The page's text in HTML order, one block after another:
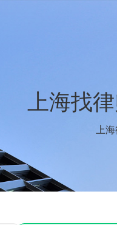
上海找
上